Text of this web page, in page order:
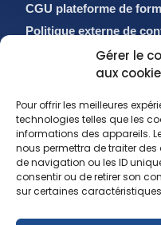
Gérer le
aux
Pour offrir les meilleures
technologies telles que les
informations des appareils.
nous permettra de traiter
de navigation ou les ID
consentir ou de retirer son
sur certaines
CGU plateforme de
Politique externe de
Politique de cookies